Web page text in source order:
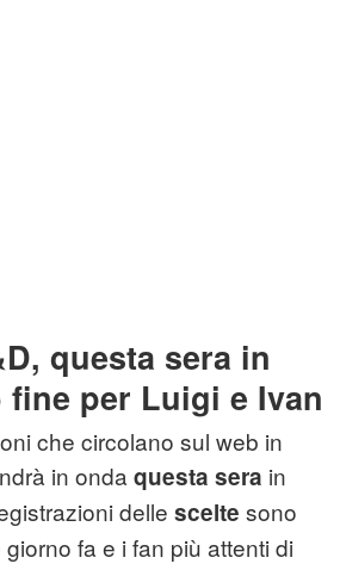
questa sera in
per Luigi e Ivan
che circolano sul web in
in onda questa sera in
delle scelte sono
fa e i fan più attenti di